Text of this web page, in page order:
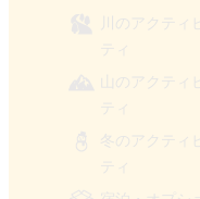
川のアクティビ
ティ
山のアクティビ
ティ
冬のアクティビ
ティ